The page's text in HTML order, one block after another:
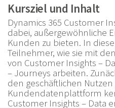
Kursziel und Inhalt
Dynamics 365 Customer
dabei, außergewöhnliche
Kunden zu bieten. In
Teilnehmer, wie sie mit
von Customer Insights –
– Journeys arbeiten.
den geschäftlichen
Kundendatenplattform
Customer Insights – Data